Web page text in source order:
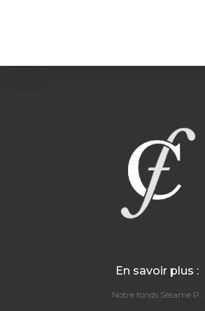
En savoir plus :
Notre fonds Sésame P.